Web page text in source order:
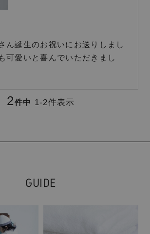
ん誕生のお祝いにお送りしまし
可愛いと喜んでいただきまし
2件中 1-2件表示
GUIDE